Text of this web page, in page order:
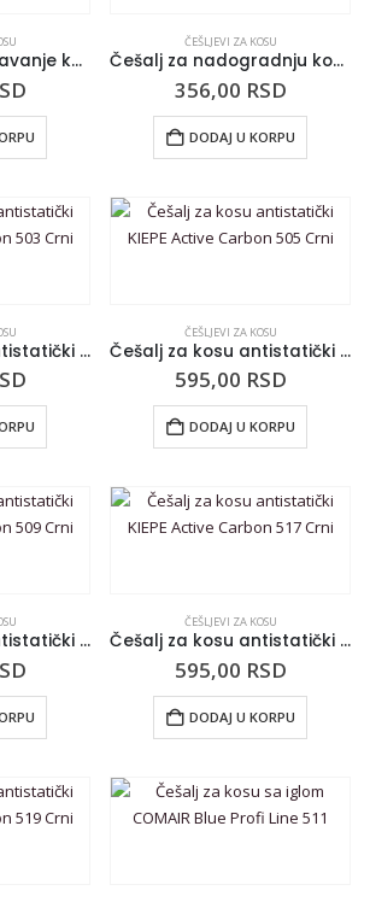
Češalj za raščešljavanje kose K-246 Zeleni
ČEŠLJEVI ZA KOSU
Češalj za nadogradnju kose SHE FT2023
356,00 RSD
DODAJ U KORPU
Češalj za kosu antistatički KIEPE Active Carbon 503 Crni
ČEŠLJEVI ZA KOSU
Češalj za kosu antistatički KIEPE Active Carbon 505 Crni
595,00 RSD
DODAJ U KORPU
Češalj za kosu antistatički KIEPE Active Carbon 509 Crni
ČEŠLJEVI ZA KOSU
Češalj za kosu antistatički KIEPE Active Carbon 517 Crni
595,00 RSD
DODAJ U KORPU